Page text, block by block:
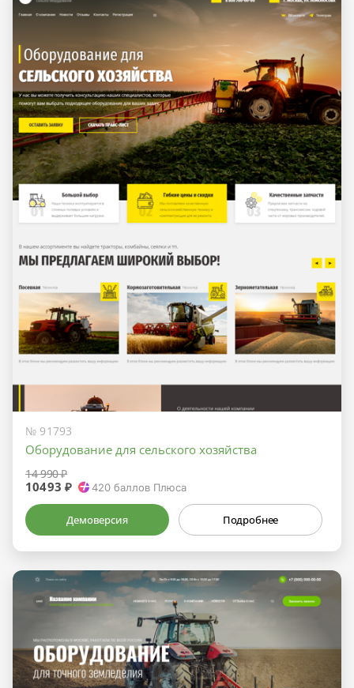
№ 91793
Оборудование для сельского хозяйства
14 990 ₽
10493 ₽ 420 баллов Плюса
Демоверсия Подробнее